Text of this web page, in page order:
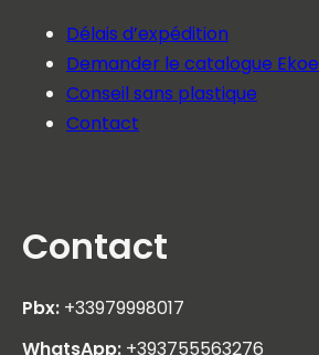
Délais d’expédition
Demander le catalogue Ekoe
Conseil sans plastique
Contact
Contact
Pbx: +33979998017
WhatsApp: +393755563276